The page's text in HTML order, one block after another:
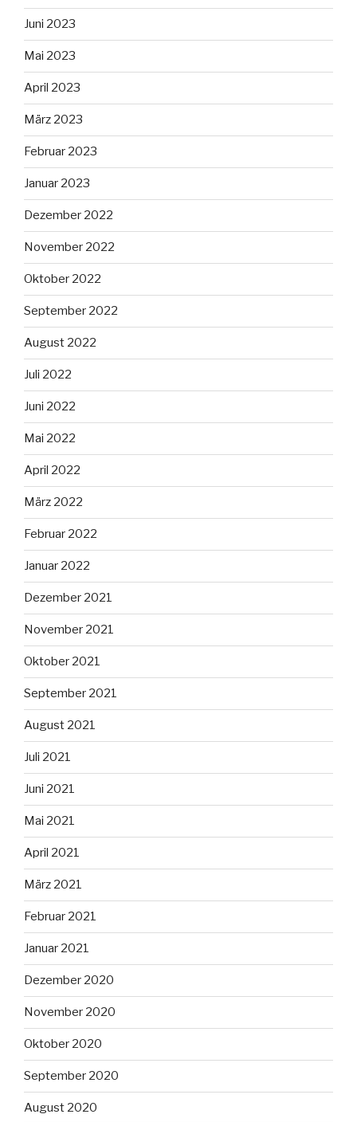
Juni 2023
Mai 2023
April 2023
März 2023
Februar 2023
Januar 2023
Dezember 2022
November 2022
Oktober 2022
September 2022
August 2022
Juli 2022
Juni 2022
Mai 2022
April 2022
März 2022
Februar 2022
Januar 2022
Dezember 2021
November 2021
Oktober 2021
September 2021
August 2021
Juli 2021
Juni 2021
Mai 2021
April 2021
März 2021
Februar 2021
Januar 2021
Dezember 2020
November 2020
Oktober 2020
September 2020
August 2020